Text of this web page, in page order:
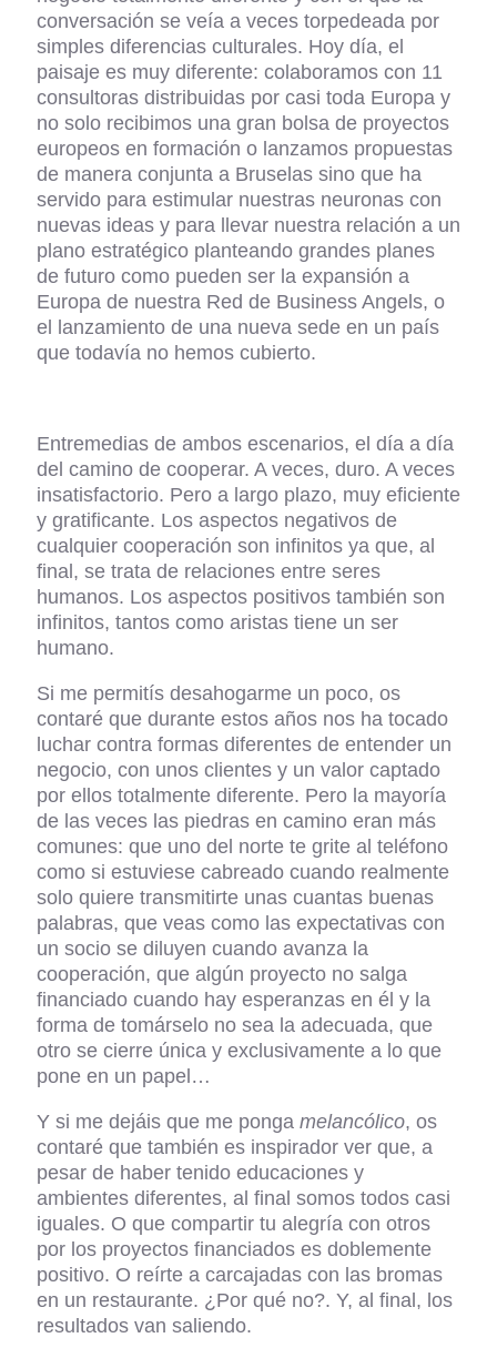
conversación se veía a veces torpedeada por
simples diferencias culturales. Hoy día, el
paisaje es muy diferente: colaboramos con 11
consultoras distribuidas por casi toda Europa y
no solo recibimos una gran bolsa de proyectos
europeos en formación o lanzamos propuestas
de manera conjunta a Bruselas sino que ha
servido para estimular nuestras neuronas con
nuevas ideas y para llevar nuestra relación a un
plano estratégico planteando grandes planes
de futuro como pueden ser la expansión a
Europa de nuestra Red de Business Angels, o
el lanzamiento de una nueva sede en un país
que todavía no hemos cubierto.
Entremedias de ambos escenarios, el día a día
del camino de cooperar. A veces, duro. A veces
insatisfactorio. Pero a largo plazo, muy eficiente
y gratificante. Los aspectos negativos de
cualquier cooperación son infinitos ya que, al
final, se trata de relaciones entre seres
humanos. Los aspectos positivos también son
infinitos, tantos como aristas tiene un ser
humano.
Si me permitís desahogarme un poco, os
contaré que durante estos años nos ha tocado
luchar contra formas diferentes de entender un
negocio, con unos clientes y un valor captado
por ellos totalmente diferente. Pero la mayoría
de las veces las piedras en camino eran más
comunes: que uno del norte te grite al teléfono
como si estuviese cabreado cuando realmente
solo quiere transmitirte unas cuantas buenas
palabras, que veas como las expectativas con
un socio se diluyen cuando avanza la
cooperación, que algún proyecto no salga
financiado cuando hay esperanzas en él y la
forma de tomárselo no sea la adecuada, que
otro se cierre única y exclusivamente a lo que
pone en un papel…
Y si me dejáis que me ponga melancólico, os
contaré que también es inspirador ver que, a
pesar de haber tenido educaciones y
ambientes diferentes, al final somos todos casi
iguales. O que compartir tu alegría con otros
por los proyectos financiados es doblemente
positivo. O reírte a carcajadas con las bromas
en un restaurante. ¿Por qué no?. Y, al final, los
resultados van saliendo.